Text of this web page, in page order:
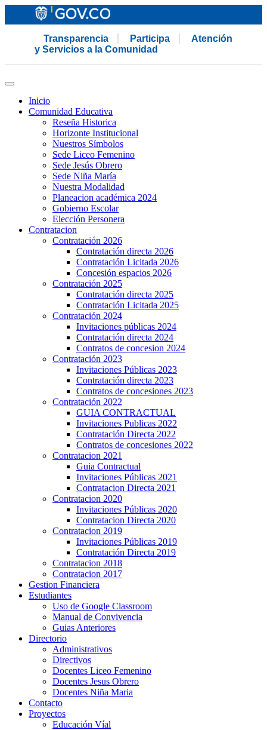
Transparencia Participa
Atención
y Servicios a la Comunidad
Inicio
Comunidad Educativa
Reseña Historica
Horizonte Institucional
Nuestros Símbolos
Sede Liceo Femenino
Sede Jesús Obrero
Sede Niña María
Nuestra Modalidad
Planeacion académica 2024
Gobierno Escolar
Elección Personera
Contratacion
Contratación 2026
Contratación directa 2026
Contratación Licitada 2026
Concesión espacios 2026
Contratación 2025
Contratación directa 2025
Contratación Licitada 2025
Contratación 2024
Invitaciones públicas 2024
Contratación directa 2024
Contratos de concesion 2024
Contratación 2023
Invitaciones Públicas 2023
Contratación directa 2023
Contratos de concesiones 2023
Contratación 2022
GUIA CONTRACTUAL
Invitaciones Publicas 2022
Contratación Directa 2022
Contratos de concesiones 2022
Contratacion 2021
Guia Contractual
Invitaciones Públicas 2021
Contratacion Directa 2021
Contratacion 2020
Invitaciones Públicas 2020
Contratacion Directa 2020
Contratacion 2019
Invitaciones Públicas 2019
Contratación Directa 2019
Contratacion 2018
Contratacion 2017
Gestion Financiera
Estudiantes
Uso de Google Classroom
Manual de Convivencia
Guias Anteriores
Directorio
Administrativos
Directivos
Docentes Liceo Femenino
Docentes Jesus Obrero
Docentes Niña Maria
Contacto
Proyectos
Educación Víal